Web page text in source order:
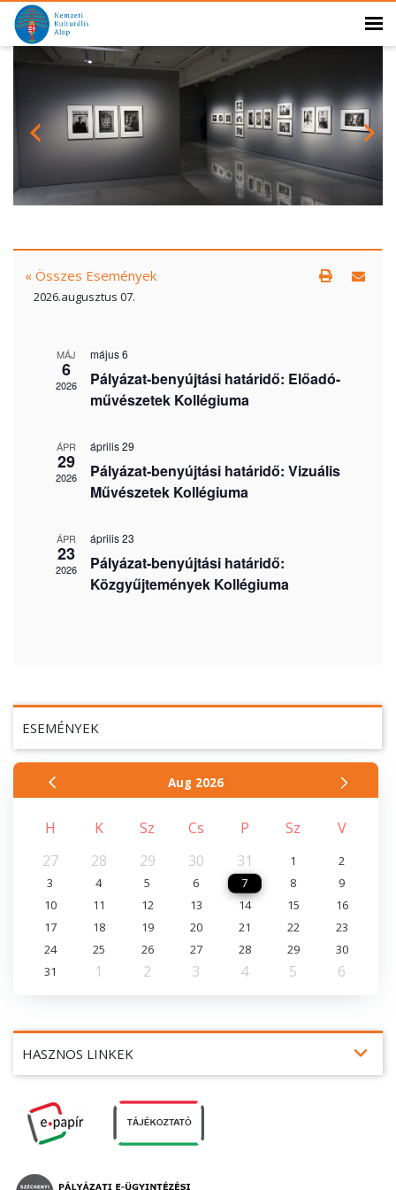
HASZNOS LINKEK expand_more
ESEMÉNYEK
Aug 2026
H K Sz Cs P Sz
V
27
28 29 30 31 1
2
3
4 5 6 7 8
9
10
11 12 13 14 15
16
17
18 19 20 21 22
23
24
25 26 27 28 29
30
31
1 2 3 4 5 6
« Összes Események
2026.augusztus 07.
MÁJ
6
2026
május 6
Pályázat-benyújtási határidő: Előadó-
művészetek Kollégiuma
ÁPR
29
2026
április 29
Pályázat-benyújtási határidő: Vizuális
Művészetek Kollégiuma
ÁPR
23
2026
április 23
Pályázat-benyújtási határidő:
Közgyűjtemények Kollégiuma